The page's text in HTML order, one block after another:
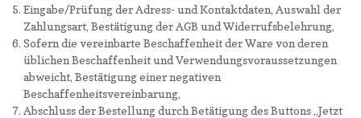
Eingabe/Prüfung der Adress- und Kontaktdaten, Auswahl der
Zahlungsart, Bestätigung der AGB und Widerrufsbelehrung,
Sofern die vereinbarte Beschaffenheit der Ware von deren
üblichen Beschaffenheit und Verwendungsvoraussetzungen
abweicht, Bestätigung einer negativen
Beschaffenheitsvereinbarung,
Abschluss der Bestellung durch Betätigung des Buttons „Jetzt